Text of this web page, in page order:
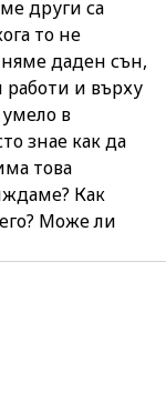
други са
то не
даден сън,
и върху
в
знае как да
това
Как
Може ли